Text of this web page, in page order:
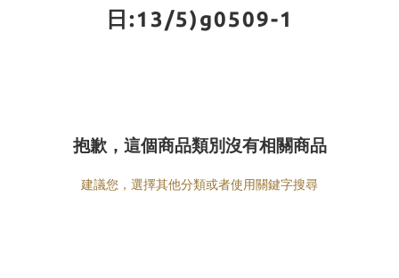
日:13/5)g0509-1
抱歉，這個商品類別沒有相關商品
建議您，選擇其他分類或者使用關鍵字搜尋